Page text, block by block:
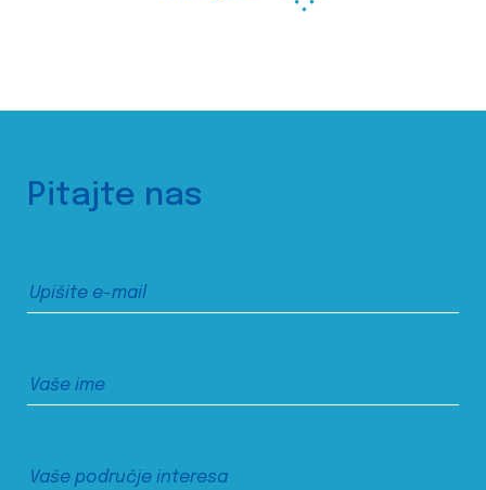
Pitajte nas